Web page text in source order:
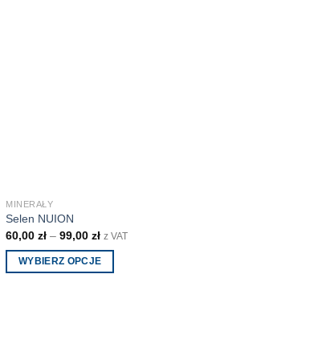
MINERAŁY
Selen NUION
60,00zł –99,00zł z VAT
WYBIERZ OPCJE